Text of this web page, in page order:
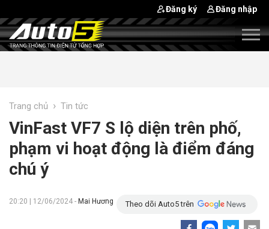
Đăng ký Đăng nhập
Trang chủ › Tin tức
VinFast VF7 S lộ diện trên phố,
phạm vi hoạt động là điểm đáng
chú ý
20:20 | 12/06/2024 - Mai Hương Theo dõi Auto5 trên